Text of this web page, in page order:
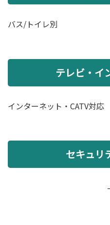
バス/トイレ別
テレビ・イ
インターネット・CATV対応
セキュリ